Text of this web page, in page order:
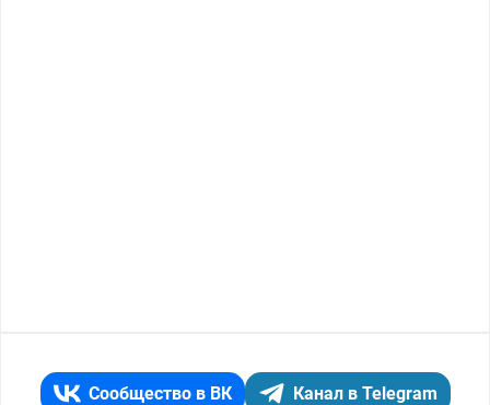
Сообщество в ВК Канал в Telegram